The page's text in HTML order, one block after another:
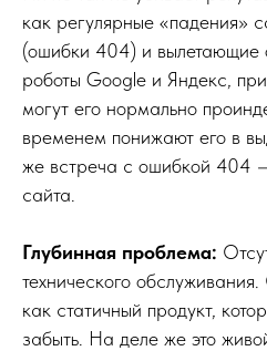
как регулярные «падения»
(ошибки 404) и вылетающие
роботы Google и Яндекс,
могут его нормально
временем понижают его в
же встреча с ошибкой 404
сайта.
Глубинная проблема:
технического
как статичный продукт,
забыть. На деле же это